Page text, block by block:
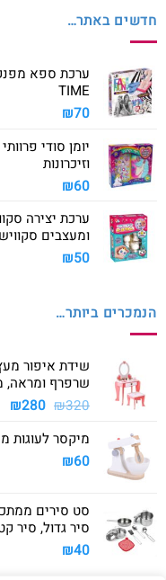
חדשים באתר…
TIME
₪70
יומן סודי
וזיכרונות
₪60
ערכת יצירה
ומעצבים
₪50
הנמכרים ביותר…
שידת איפור
שרפרף ומראה,
₪320
המחיר
היה:
₪280
מיקסר לעוגות
₪60
סיר גדול, סיר
₪40